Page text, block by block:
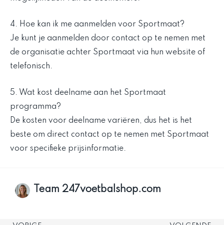
4. Hoe kan ik me aanmelden voor Sportmaat?
Je kunt je aanmelden door contact op te nemen met
de organisatie achter Sportmaat via hun website of
telefonisch.
5. Wat kost deelname aan het Sportmaat
programma?
De kosten voor deelname variëren, dus het is het
beste om direct contact op te nemen met Sportmaat
voor specifieke prijsinformatie.
Team 247voetbalshop.com